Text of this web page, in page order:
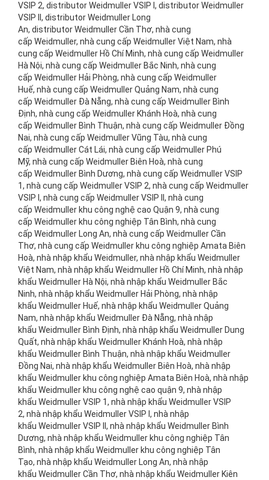
VSIP 2, distributor Weidmuller VSIP I, distributor Weidmuller
VSIP II, distributor Weidmuller Long
An, distributor Weidmuller Cần Thơ, nhà cung
cấp Weidmuller, nhà cung cấp Weidmuller Việt Nam, nhà
cung cấp Weidmuller Hồ Chí Minh, nhà cung cấp Weidmuller
Hà Nội, nhà cung cấp Weidmuller Bắc Ninh, nhà cung
cấp Weidmuller Hải Phòng, nhà cung cấp Weidmuller
Huế, nhà cung cấp Weidmuller Quảng Nam, nhà cung
cấp Weidmuller Đà Nẵng, nhà cung cấp Weidmuller Bình
Định, nhà cung cấp Weidmuller Khánh Hoà, nhà cung
cấp Weidmuller Bình Thuận, nhà cung cấp Weidmuller Đồng
Nai, nhà cung cấp Weidmuller Vũng Tàu, nhà cung
cấp Weidmuller Cát Lái, nhà cung cấp Weidmuller Phú
Mỹ, nhà cung cấp Weidmuller Biên Hoà, nhà cung
cấp Weidmuller Bình Dương, nhà cung cấp Weidmuller VSIP
1, nhà cung cấp Weidmuller VSIP 2, nhà cung cấp Weidmuller
VSIP I, nhà cung cấp Weidmuller VSIP II, nhà cung
cấp Weidmuller khu công nghệ cao Quận 9, nhà cung
cấp Weidmuller khu công nghiệp Tân Bình, nhà cung
cấp Weidmuller Long An, nhà cung cấp Weidmuller Cần
Thơ, nhà cung cấp Weidmuller khu công nghiệp Amata Biên
Hoà, nhà nhập khẩu Weidmuller, nhà nhập khẩu Weidmuller
Việt Nam, nhà nhập khẩu Weidmuller Hồ Chí Minh, nhà nhập
khẩu Weidmuller Hà Nội, nhà nhập khẩu Weidmuller Bắc
Ninh, nhà nhập khẩu Weidmuller Hải Phòng, nhà nhập
khẩu Weidmuller Huế, nhà nhập khẩu Weidmuller Quảng
Nam, nhà nhập khẩu Weidmuller Đà Nẵng, nhà nhập
khẩu Weidmuller Bình Định, nhà nhập khẩu Weidmuller Dung
Quất, nhà nhập khẩu Weidmuller Khánh Hoà, nhà nhập
khẩu Weidmuller Bình Thuận, nhà nhập khẩu Weidmuller
Đồng Nai, nhà nhập khẩu Weidmuller Biên Hoà, nhà nhập
khẩu Weidmuller khu công nghiệp Amata Biên Hoà, nhà nhập
khẩu Weidmuller khu công nghệ cao quận 9, nhà nhập
khẩu Weidmuller VSIP 1, nhà nhập khẩu Weidmuller VSIP
2, nhà nhập khẩu Weidmuller VSIP I, nhà nhập
khẩu Weidmuller VSIP II, nhà nhập khẩu Weidmuller Bình
Dương, nhà nhập khẩu Weidmuller khu công nghiệp Tân
Bình, nhà nhập khẩu Weidmuller khu công nghiệp Tân
Tạo, nhà nhập khẩu Weidmuller Long An, nhà nhập
khẩu Weidmuller Cần Thơ, nhà nhập khẩu Weidmuller Kiên